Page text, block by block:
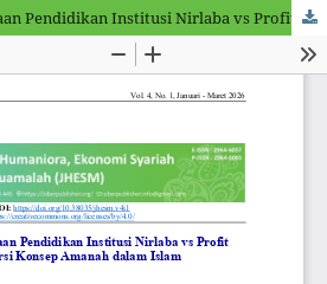
Manajemen Pembiayaan Pendidikan Institusi Nirlaba vs Profit Oriented dengan Insersi Konsep Amanah dalam Islam